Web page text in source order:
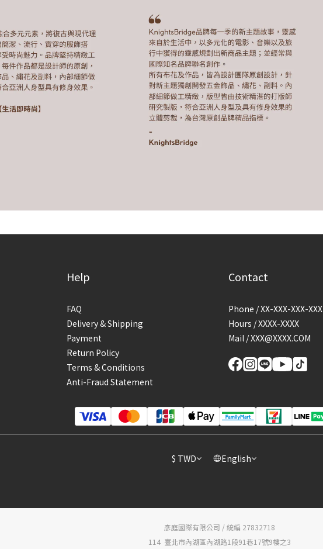
Help
FAQ
Delivery & Shipping
Payment
Return Policy
Terms & Conditions
Anti-Fraud Statement
Contact
Phone / XX-XXX-XXX-XXX
Hours / XXXX-XXXX
Mail / XXX@XXXX.COM
$ TWD English
彥庭國際有限公司 / 統編 27832718
114 臺北市內湖區內湖路1段91巷17號9樓之3